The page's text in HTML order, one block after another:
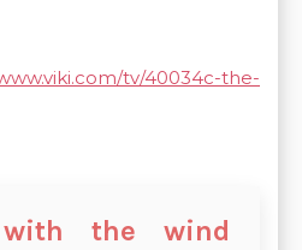
tv/40034c-the-
the wind